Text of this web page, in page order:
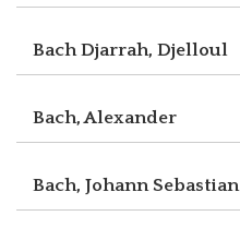
Bach Djarrah, Djelloul
Bach, Alexander
Bach, Johann Sebastian